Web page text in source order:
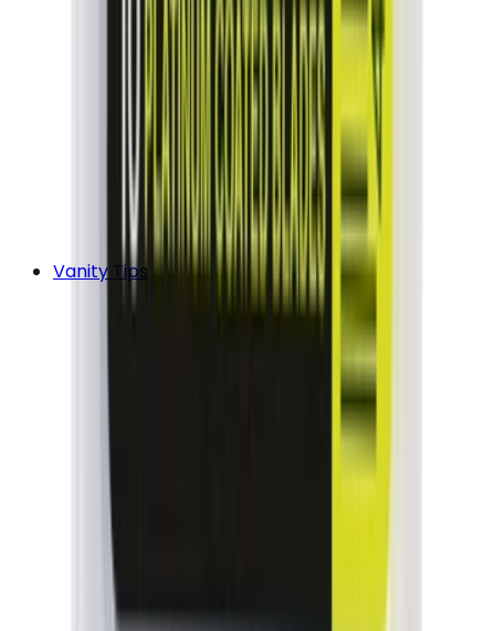
Vanity Tips